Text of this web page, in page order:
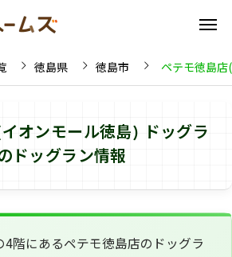
徳島県 徳島市 ペテモ徳島
オンモール徳島) ドッグラ
ドッグラン情報
階にあるペテモ徳島店のドッグラ